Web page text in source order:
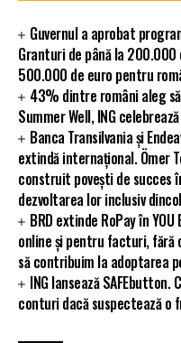
Guvernul a aprobat
Granturi de până la
500.000 de euro pentru
43% dintre români aleg
Summer Well, ING
Banca Transilvania și
extindă internațional. Ömer
construit povești de succes
dezvoltarea lor inclusiv
BRD extinde RoPay în
online și pentru facturi, fără
să contribuim la adoptarea
ING lansează
conturi dacă suspectează o